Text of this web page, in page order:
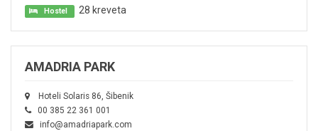
Hostel 28 kreveta
AMADRIA PARK
Hoteli Solaris 86, Šibenik
00 385 22 361 001
info@amadriapark.com